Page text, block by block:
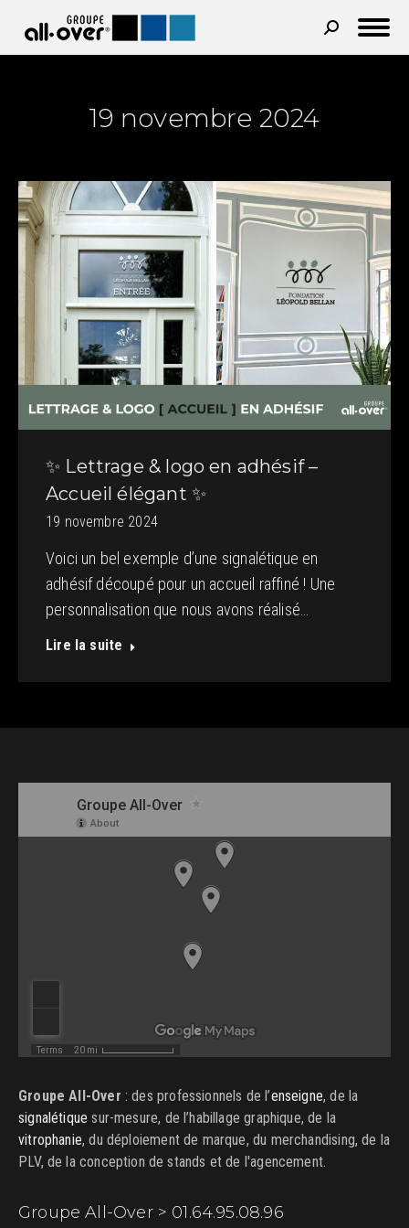
Recherche
:
19 novembre 2024
✨ Lettrage & logo en adhésif –
Accueil élégant ✨
19 novembre 2024
Voici un bel exemple d’une signalétique en
adhésif découpé pour un accueil raffiné ! Une
personnalisation que nous avons réalisé…
Lire la suite
Groupe All-Over : des professionnels de l’enseigne, de la
signalétique sur-mesure, de l’habillage graphique, de la
vitrophanie, du déploiement de marque, du merchandising, de la
PLV, de la conception de stands et de l'agencement.
Groupe All-Over > 01.64.95.08.96